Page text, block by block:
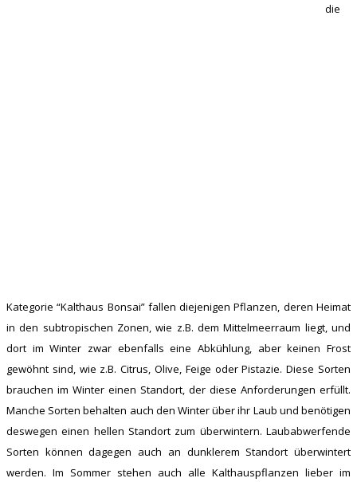
die
Kategorie “Kalthaus Bonsai” fallen diejenigen Pflanzen, deren Heimat
in den subtropischen Zonen, wie z.B. dem Mittelmeerraum liegt, und
dort im Winter zwar ebenfalls eine Abkühlung, aber keinen Frost
gewöhnt sind, wie z.B. Citrus, Olive, Feige oder Pistazie. Diese Sorten
brauchen im Winter einen Standort, der diese Anforderungen erfüllt.
Manche Sorten behalten auch den Winter über ihr Laub und benötigen
deswegen einen hellen Standort zum überwintern. Laubabwerfende
Sorten können dagegen auch an dunklerem Standort überwintert
werden. Im Sommer stehen auch alle Kalthauspflanzen lieber im